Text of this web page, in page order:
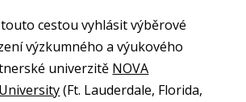
cestou vyhlásit výběrové
výzkumného a výukového
univerzitě NOVA
(Ft. Lauderdale, Florida,